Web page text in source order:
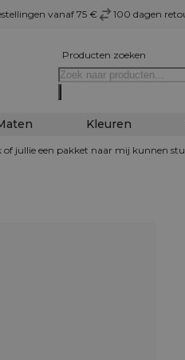
vanaf 75 € 100 dagen
Producten zoeken
Kleuren
of jullie een pakket naar mij kunnen